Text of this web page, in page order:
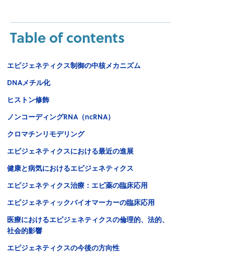
Table of contents
エピジェネティクス制御の中核メカニズム
DNAメチル化
ヒストン修飾
ノンコーディングRNA（ncRNA）
クロマチンリモデリング
エピジェネティクスにおける最近の進展
健康と病気におけるエピジェネティクス
エピジェネティクス治療：エピ薬の臨床応用
エピジェネティックバイオマーカーの臨床応用
医療におけるエピジェネティクスの倫理的、法的、
社会的影響
エピジェネティクスの今後の方向性